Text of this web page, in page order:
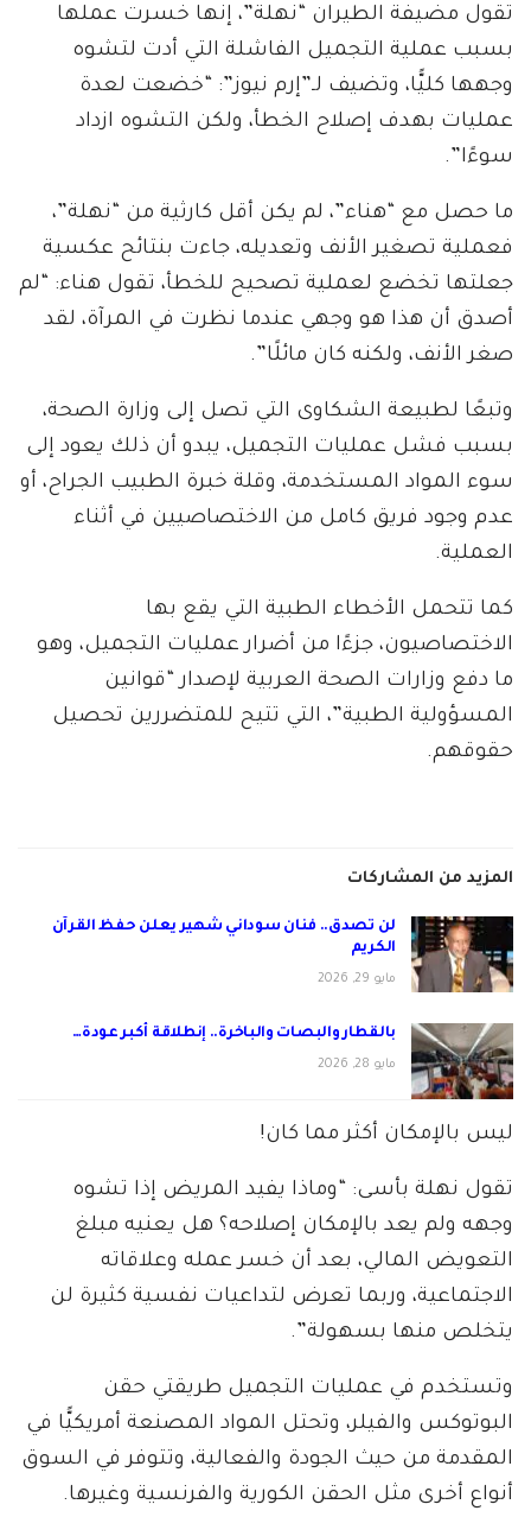
تقول مضيفة الطيران “نهلة”، إنها خسرت عملها
بسبب عملية التجميل الفاشلة التي أدت لتشوه
وجهها كليًّا، وتضيف لـ”إرم نيوز”: “خضعت لعدة
عمليات بهدف إصلاح الخطأ، ولكن التشوه ازداد
سوءًا”.
ما حصل مع “هناء”، لم يكن أقل كارثية من “نهلة”،
فعملية تصغير الأنف وتعديله، جاءت بنتائح عكسية
جعلتها تخضع لعملية تصحيح للخطأ، تقول هناء: “لم
أصدق أن هذا هو وجهي عندما نظرت في المرآة، لقد
صغر الأنف، ولكنه كان مائلًا”.
وتبعًا لطبيعة الشكاوى التي تصل إلى وزارة الصحة،
بسبب فشل عمليات التجميل، يبدو أن ذلك يعود إلى
سوء المواد المستخدمة، وقلة خبرة الطبيب الجراح، أو
عدم وجود فريق كامل من الاختصاصيين في أثناء
العملية.
كما تتحمل الأخطاء الطبية التي يقع بها
الاختصاصيون، جزءًا من أضرار عمليات التجميل، وهو
ما دفع وزارات الصحة العربية لإصدار “قوانين
المسؤولية الطبية”، التي تتيح للمتضررين تحصيل
حقوقهم.
المزيد من المشاركات
لن تصدق.. فنان سوداني شهير يعلن حفظ القرآن
الكريم
مايو 29, 2026
بالقطار والبصات والباخرة.. إنطلاقة أكبر عودة…
مايو 28, 2026
ليس بالإمكان أكثر مما كان!
تقول نهلة بأسى: “وماذا يفيد المريض إذا تشوه
وجهه ولم يعد بالإمكان إصلاحه؟ هل يعنيه مبلغ
التعويض المالي، بعد أن خسر عمله وعلاقاته
الاجتماعية، وربما تعرض لتداعيات نفسية كثيرة لن
يتخلص منها بسهولة”.
وتستخدم في عمليات التجميل طريقتي حقن
البوتوكس والفيلر، وتحتل المواد المصنعة أمريكيًّا في
المقدمة من حيث الجودة والفعالية، وتتوفر في السوق
أنواع أخرى مثل الحقن الكورية والفرنسية وغيرها.